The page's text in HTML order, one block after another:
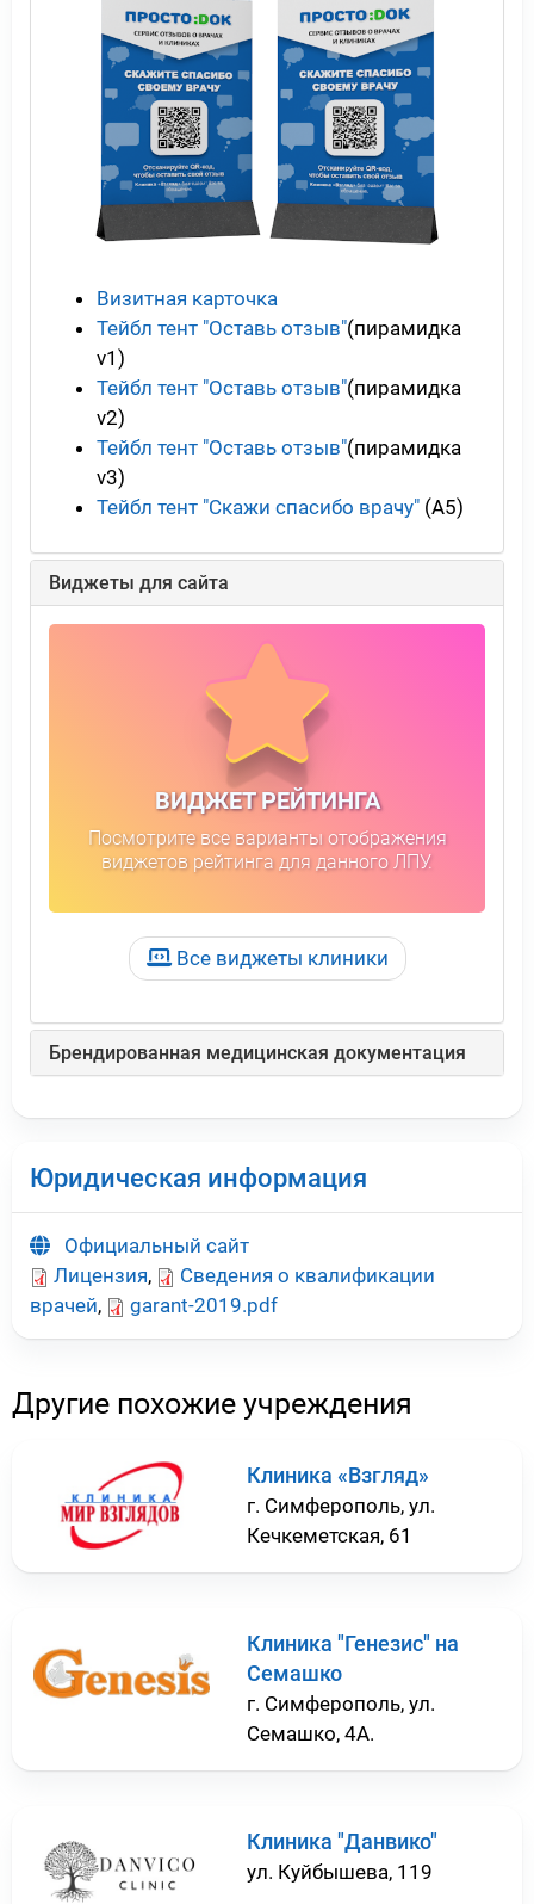
Визитная карточка
Тейбл тент "Оставь отзыв"(пирамидка
v1)
Тейбл тент "Оставь отзыв"(пирамидка
v2)
Тейбл тент "Оставь отзыв"(пирамидка
v3)
Тейбл тент "Скажи спасибо врачу" (А5)
Виджеты для сайта
ВИДЖЕТ РЕЙТИНГА
Посмотрите все варианты отображения
виджетов рейтинга для данного ЛПУ.
Все виджеты клиники
Брендированная медицинская документация
Юридическая информация
Официальный сайт
Лицензия,
Сведения о квалификации
врачей, garant-2019.pdf
Другие похожие учреждения
Клиника «Взгляд»
г. Симферополь, ул.
Кечкеметская, 61
Клиника "Генезис" на
Семашко
г. Симферополь, ул.
Семашко, 4А.
Клиника "Данвико"
ул. Куйбышева, 119